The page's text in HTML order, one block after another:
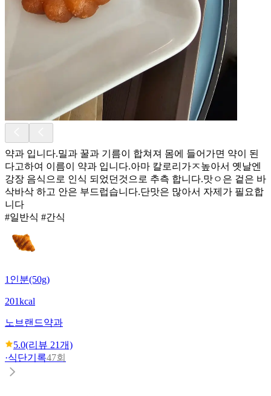
약과 입니다.밀과 꿀과 기름이 합쳐져 몸에 들어가면 약이 된
다고하여 이름이 약과 입니다.아마 칼로리가ㅈ높아서 옛날엔
강장 음식으로 인식 되었던것으로 추측 합니다.맛ㅇ은 겉은 바
삭바삭 하고 안은 부드럽습니다.단맛은 많아서 자제가 필요합
니다
#일반식 #간식
1인분(50g)
201kcal
노브랜드약과
5.0(리뷰 21개)
·식단기록47회